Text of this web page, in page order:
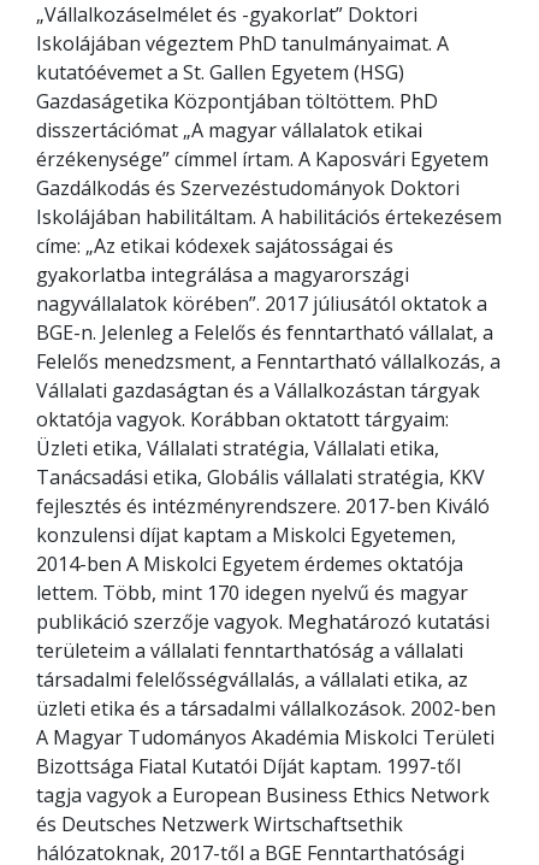
„Vállalkozáselmélet és -gyakorlat” Doktori
Iskolájában végeztem PhD tanulmányaimat. A
kutatóévemet a St. Gallen Egyetem (HSG)
Gazdaságetika Központjában töltöttem. PhD
disszertációmat „A magyar vállalatok etikai
érzékenysége” címmel írtam. A Kaposvári Egyetem
Gazdálkodás és Szervezéstudományok Doktori
Iskolájában habilitáltam. A habilitációs értekezésem
címe: „Az etikai kódexek sajátosságai és
gyakorlatba integrálása a magyarországi
nagyvállalatok körében”. 2017 júliusától oktatok a
BGE-n. Jelenleg a Felelős és fenntartható vállalat, a
Felelős menedzsment, a Fenntartható vállalkozás, a
Vállalati gazdaságtan és a Vállalkozástan tárgyak
oktatója vagyok. Korábban oktatott tárgyaim:
Üzleti etika, Vállalati stratégia, Vállalati etika,
Tanácsadási etika, Globális vállalati stratégia, KKV
fejlesztés és intézményrendszere. 2017-ben Kiváló
konzulensi díjat kaptam a Miskolci Egyetemen,
2014-ben A Miskolci Egyetem érdemes oktatója
lettem. Több, mint 170 idegen nyelvű és magyar
publikáció szerzője vagyok. Meghatározó kutatási
területeim a vállalati fenntarthatóság a vállalati
társadalmi felelősségvállalás, a vállalati etika, az
üzleti etika és a társadalmi vállalkozások. 2002-ben
A Magyar Tudományos Akadémia Miskolci Területi
Bizottsága Fiatal Kutatói Díját kaptam. 1997-től
tagja vagyok a European Business Ethics Network
és Deutsches Netzwerk Wirtschaftsethik
hálózatoknak, 2017-től a BGE Fenntarthatósági